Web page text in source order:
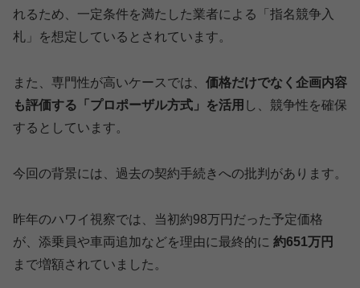
れるため、一定条件を満たした業者による「指名競争入
札」を想定しているとされています。
また、専門性が高いケースでは、 価格だけでなく企画内容
も評価する「プロポーザル方式」を活用 し、競争性を確保
するとしています。
今回の背景には、過去の契約手続きへの批判があります。
昨年のハワイ視察では、当初約98万円だった予定価格
が、添乗員や車両追加などを理由に最終的に 約651万円
まで増額されていました。